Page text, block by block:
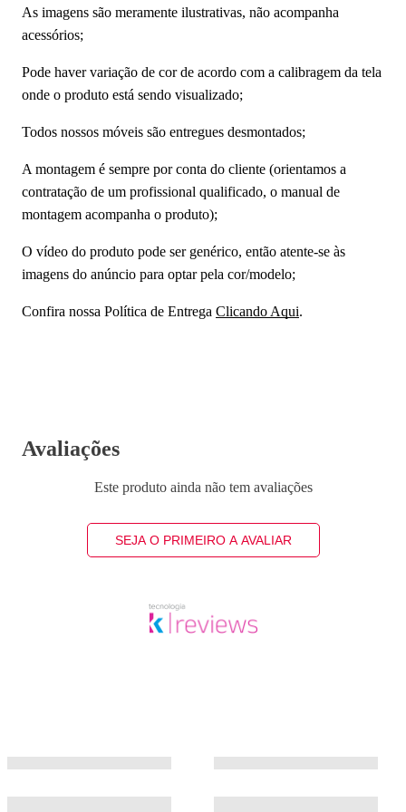
As imagens são meramente ilustrativas, não acompanha
acessórios;
Pode haver variação de cor de acordo com a calibragem da tela
onde o produto está sendo visualizado;
Todos nossos móveis são entregues desmontados;
A montagem é sempre por conta do cliente (orientamos a
contratação de um profissional qualificado, o manual de
montagem acompanha o produto);
O vídeo do produto pode ser genérico, então atente-se às
imagens do anúncio para optar pela cor/modelo;
Confira nossa Política de Entrega Clicando Aqui.
Avaliações
Este produto ainda não tem avaliações
SEJA O PRIMEIRO A AVALIAR